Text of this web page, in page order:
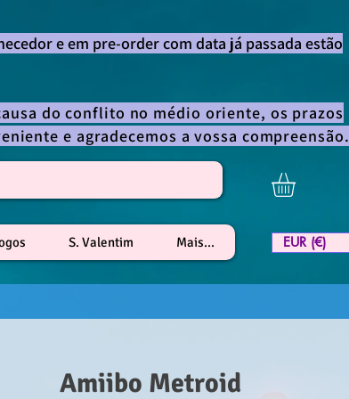
e em pre-order com data já passada estão
do conflito no médio oriente, os prazos
e agradecemos a vossa compreensão.
S. Valentim Mais... EUR (€)
Amiibo Metroid